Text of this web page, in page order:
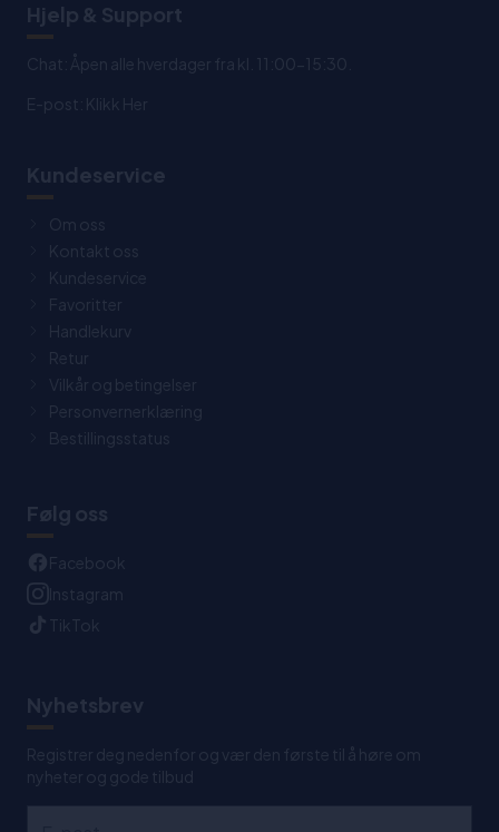
Hjelp & Support
Chat: Åpen alle hverdager fra kl. 11:00-15:30.
E-post: Klikk Her
Kundeservice
Om oss
Kontakt oss
Kundeservice
Favoritter
Handlekurv
Retur
Vilkår og betingelser
Personvernerklæring
Bestillingsstatus
Følg oss
Facebook
Instagram
TikTok
Nyhetsbrev
Registrer deg nedenfor og vær den første til å høre om
nyheter og gode tilbud